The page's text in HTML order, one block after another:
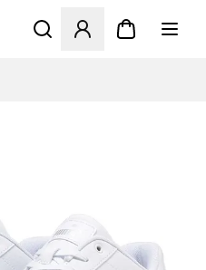
Åbner en Modal til at